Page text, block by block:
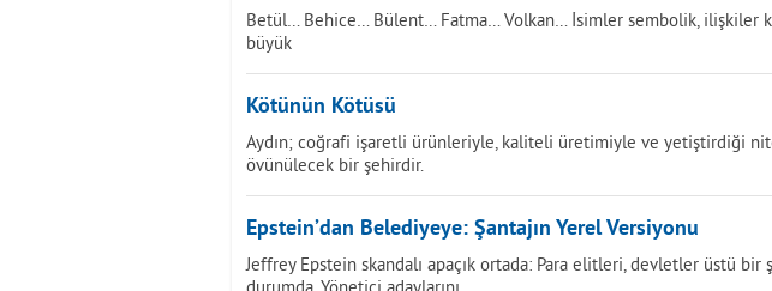
Betül… Behice… Bülent… Fatma… Volkan… İsimler sembolik, ilişkiler
büyük
Kötünün Kötüsü
Aydın; coğrafi işaretli ürünleriyle, kaliteli üretimiyle ve yetiştirdiği
övünülecek bir şehirdir.
Epstein’dan Belediyeye: Şantajın Yerel Versiyonu
Jeffrey Epstein skandalı apaçık ortada: Para elitleri, devletler üstü bir